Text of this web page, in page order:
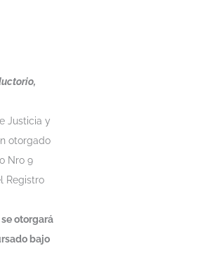
Justicia y
otorgado
Nro 9
Registro
otorgará
bajo